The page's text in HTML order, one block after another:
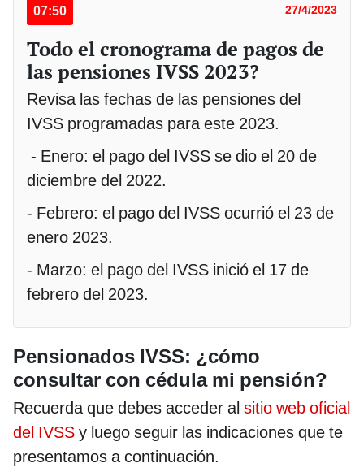
07:50 27/4/2023
Todo el cronograma de pagos de
las pensiones IVSS 2023?
Revisa las fechas de las pensiones del
IVSS programadas para este 2023.
- Enero: el pago del IVSS se dio el 20 de
diciembre del 2022.
- Febrero: el pago del IVSS ocurrió el 23 de
enero 2023.
- Marzo: el pago del IVSS inició el 17 de
febrero del 2023.
Pensionados IVSS: ¿cómo
consultar con cédula mi pensión?
Recuerda que debes acceder al sitio web oficial
del IVSS y luego seguir las indicaciones que te
presentamos a continuación.